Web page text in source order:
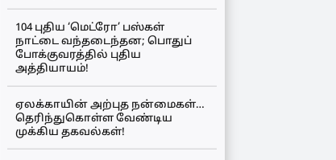
104 புதிய ‘மெட்ரோ’ பஸ்கள்
நாட்டை வந்தடைந்தன; பொதுப்
போக்குவரத்தில் புதிய
அத்தியாயம்!
ஏலக்காயின் அற்புத நன்மைகள்…
தெரிந்துகொள்ள வேண்டிய
முக்கிய தகவல்கள்!